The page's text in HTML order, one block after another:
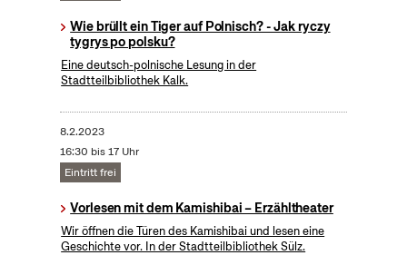
Wie brüllt ein Tiger auf Polnisch? - Jak ryczy
tygrys po polsku?
Eine deutsch-polnische Lesung in der
Stadtteilbibliothek Kalk.
8.2.2023
16:30 bis 17 Uhr
Eintritt frei
Vorlesen mit dem Kamishibai – Erzähltheater
Wir öffnen die Türen des Kamishibai und lesen eine
Geschichte vor. In der Stadtteilbibliothek Sülz.